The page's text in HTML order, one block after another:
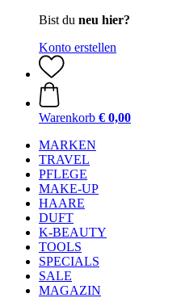
Bist du neu hier?
Konto erstellen
Warenkorb € 0,00
MARKEN
TRAVEL
PFLEGE
MAKE-UP
HAARE
DUFT
K-BEAUTY
TOOLS
SPECIALS
SALE
MAGAZIN